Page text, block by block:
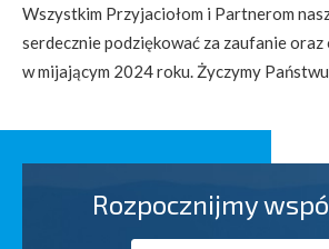
Wszystkim Przyjaciołom i Partnerom
serdecznie podziękować za zaufanie oraz
w mijającym 2024 roku. Życzymy Państwu...
Rozpocznijmy